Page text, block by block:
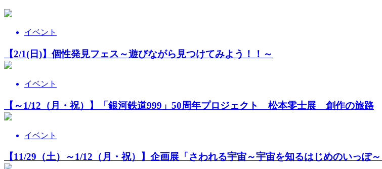
イベント
【2/1(日)】個性発見フェス～遊びながら見つけてみよう！！～
イベント
【～1/12（月・祝）】「銀河鉄道999」50周年プロジェクト 松本零士展 創作の旅路
イベント
【11/29（土）～1/12（月・祝）】企画展「さわれる宇宙～宇宙を知るはじめのいっぽ～